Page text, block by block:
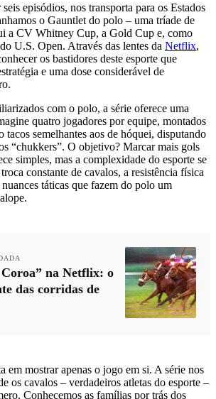
episódios, nos transporta para os Estados
o Gauntlet do polo – uma tríade de
a CV Whitney Cup, a Gold Cup e, como
U.S. Open. Através das lentes da Netflix,
os bastidores deste esporte que
e uma dose considerável de
com o polo, a série oferece uma
quatro jogadores por equipe, montados
tacos semelhantes aos de hóquei, disputando
“chukkers”. O objetivo? Marcar mais gols
simples, mas a complexidade do esporte se
constante de cavalos, a resistência física
táticas que fazem do polo um
na Netflix: o
das corridas de
em mostrar apenas o jogo em si. A série nos
os cavalos – verdadeiros atletas do esporte –
Conhecemos as famílias por trás dos